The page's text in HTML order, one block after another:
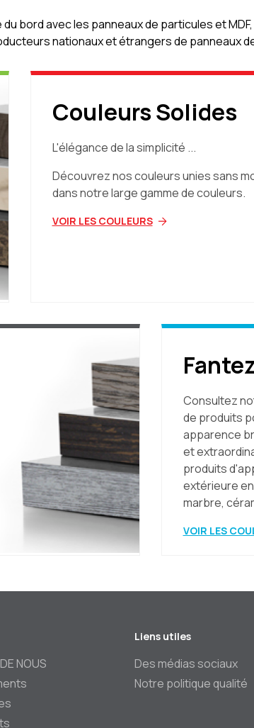
bord avec les panneaux de particules et
nationaux et étrangers de panneaux
Couleurs Solides
L'élégance de la simplicité ...
Découvrez nos couleurs unies sans
dans notre large gamme de couleurs.
VOIR LES COULEURS
Consultez
de produits
apparence
et
produits
extérieure
marbre,
VOIR LES
NOUS
Liens utiles
Des médias sociaux
Notre politique qualité